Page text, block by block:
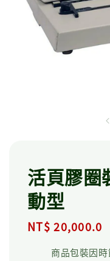
活頁膠圈
動型
Regular
NT$ 20,000.0
商品包裝因時